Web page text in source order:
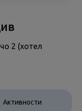
2 (хотел
Активности